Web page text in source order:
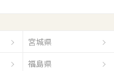
宮城県
福島県